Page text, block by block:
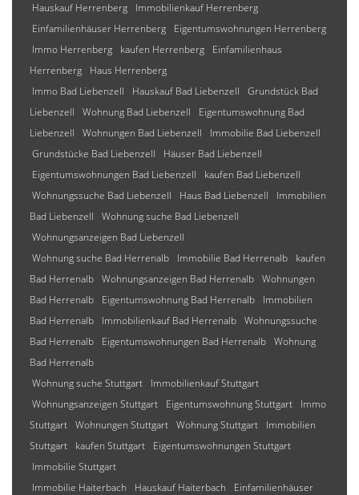
Hauskauf Herrenberg
Immobilienkauf Herrenberg
Einfamilienhäuser Herrenberg
Eigentumswohnungen Herrenberg
Immo Herrenberg
kaufen Herrenberg
Einfamilienhaus
Herrenberg
Haus Herrenberg
Immo Bad Liebenzell
Hauskauf Bad Liebenzell
Grundstück Bad
Liebenzell
Wohnung Bad Liebenzell
Eigentumswohnung Bad
Liebenzell
Wohnungen Bad Liebenzell
Immobilie Bad Liebenzell
Grundstücke Bad Liebenzell
Häuser Bad Liebenzell
Eigentumswohnungen Bad Liebenzell
kaufen Bad Liebenzell
Wohnungssuche Bad Liebenzell
Haus Bad Liebenzell
Immobilien
Bad Liebenzell
Wohnung suche Bad Liebenzell
Wohnungsanzeigen Bad Liebenzell
Wohnung suche Bad Herrenalb
Immobilie Bad Herrenalb
kaufen
Bad Herrenalb Wohnungsanzeigen Bad Herrenalb Wohnungen
Bad Herrenalb
Eigentumswohnung Bad Herrenalb
Immobilien
Bad Herrenalb
Immobilienkauf Bad Herrenalb Wohnungssuche
Bad Herrenalb
Eigentumswohnungen Bad Herrenalb Wohnung
Bad Herrenalb
Wohnung suche Stuttgart
Immobilienkauf Stuttgart
Wohnungsanzeigen Stuttgart
Eigentumswohnung Stuttgart
Immo
Stuttgart Wohnungen Stuttgart Wohnung Stuttgart
Immobilien
Stuttgart
kaufen Stuttgart
Eigentumswohnungen Stuttgart
Immobilie Stuttgart
Immobilie Haiterbach
Hauskauf Haiterbach
Einfamilienhäuser